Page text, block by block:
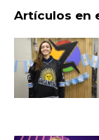
Artículos en